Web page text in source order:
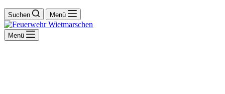
Suchen Menü
Menü